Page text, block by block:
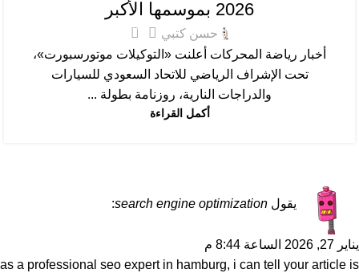
2026 بموسمها الأكبر
حسن كتبي 0
أخبار رياضة المحركات أعلنت «التوكيلات موتورسبورت»،
تحت الإشراف الرياضي للاتحاد السعودي للسيارات
والدراجات النارية، روزنامة بطولة ...
أكمل القراءة
يقول search engine optimization
:
يناير 27, 2026 الساعة 8:44 م
as a professional seo expert in hamburg, i can tell your article is